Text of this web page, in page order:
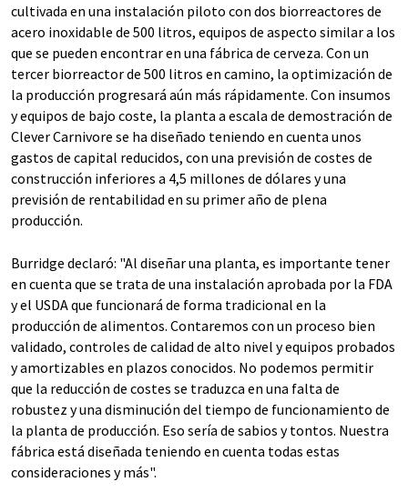
cultivada en una instalación piloto con dos biorreactores de
acero inoxidable de 500 litros, equipos de aspecto similar a los
que se pueden encontrar en una fábrica de cerveza. Con un
tercer biorreactor de 500 litros en camino, la optimización de
la producción progresará aún más rápidamente. Con insumos
y equipos de bajo coste, la planta a escala de demostración de
Clever Carnivore se ha diseñado teniendo en cuenta unos
gastos de capital reducidos, con una previsión de costes de
construcción inferiores a 4,5 millones de dólares y una
previsión de rentabilidad en su primer año de plena
producción.
Burridge declaró: "Al diseñar una planta, es importante tener
en cuenta que se trata de una instalación aprobada por la FDA
y el USDA que funcionará de forma tradicional en la
producción de alimentos. Contaremos con un proceso bien
validado, controles de calidad de alto nivel y equipos probados
y amortizables en plazos conocidos. No podemos permitir
que la reducción de costes se traduzca en una falta de
robustez y una disminución del tiempo de funcionamiento de
la planta de producción. Eso sería de sabios y tontos. Nuestra
fábrica está diseñada teniendo en cuenta todas estas
consideraciones y más".